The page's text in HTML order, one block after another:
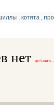
,котята ,
нетдобавить